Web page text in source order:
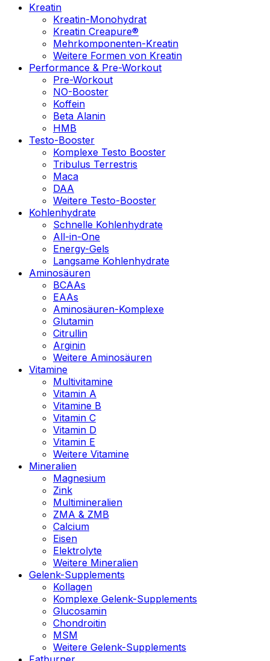
Kreatin
Kreatin-Monohydrat
Kreatin Creapure®
Mehrkomponenten-Kreatin
Weitere Formen von Kreatin
Performance & Pre-Workout
Pre-Workout
NO-Booster
Koffein
Beta Alanin
HMB
Testo-Booster
Komplexe Testo Booster
Tribulus Terrestris
Maca
DAA
Weitere Testo-Booster
Kohlenhydrate
Schnelle Kohlenhydrate
All-in-One
Energy-Gels
Langsame Kohlenhydrate
Aminosäuren
BCAAs
EAAs
Aminosäuren-Komplexe
Glutamin
Citrullin
Arginin
Weitere Aminosäuren
Vitamine
Multivitamine
Vitamin A
Vitamine B
Vitamin C
Vitamin D
Vitamin E
Weitere Vitamine
Mineralien
Magnesium
Zink
Multimineralien
ZMA & ZMB
Calcium
Eisen
Elektrolyte
Weitere Mineralien
Gelenk-Supplements
Kollagen
Komplexe Gelenk-Supplements
Glucosamin
Chondroitin
MSM
Weitere Gelenk-Supplements